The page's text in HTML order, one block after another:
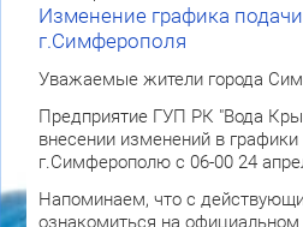
Изменение графика
г.Симферополя
Уважаемые жители города
Предприятие ГУП РК "Вода
внесении изменений в
г.Симферополю с 06-00 24
Напоминаем, что с
ознакомиться на официальном